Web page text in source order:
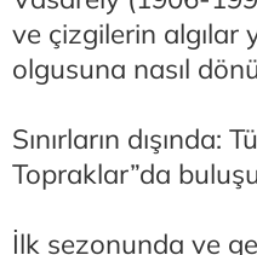
ve çizgilerin algılar
olgusuna nasıl
Sınırların
Topraklar”da
İlk sezonunda ve